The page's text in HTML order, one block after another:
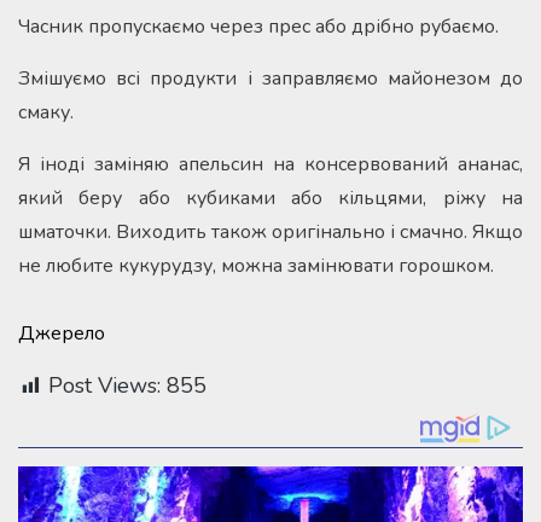
Часник пропускаємо через прес або дрібно рубаємо.
Змішуємо всі продукти і заправляємо майонезом до
смаку.
Я іноді заміняю апельсин на консервований ананас,
який беру або кубиками або кільцями, ріжу на
шматочки. Виходить також оригінально і смачно. Якщо
не любите кукурудзу, можна замінювати горошком.
Джерело
Post Views: 855